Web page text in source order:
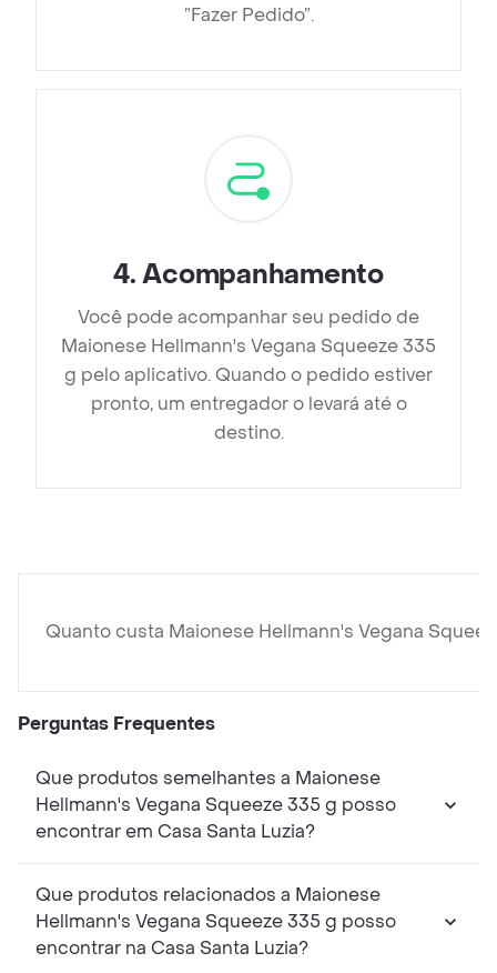
”Fazer Pedido”.
4.Acompanhamento
Você pode acompanhar seu pedido de
Maionese Hellmann's Vegana Squeeze 335
g pelo aplicativo. Quando o pedido estiver
pronto, um entregador o levará até o
destino.
Quanto custa Maionese Hellmann's Vegana
Perguntas Frequentes
Que produtos semelhantes a Maionese
Hellmann's Vegana Squeeze 335 g posso
encontrar em Casa Santa Luzia?
Que produtos relacionados a Maionese
Hellmann's Vegana Squeeze 335 g posso
encontrar na Casa Santa Luzia?